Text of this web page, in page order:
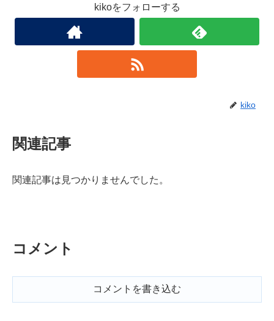
kikoをフォローする
kiko
関連記事
関連記事は見つかりませんでした。
コメント
コメントを書き込む